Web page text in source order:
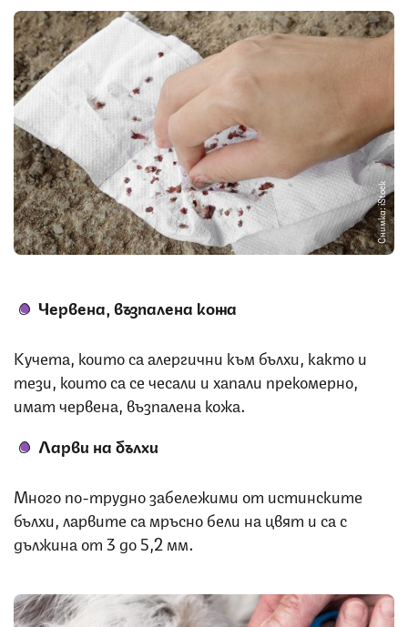
Снимка: iStock
Червена, възпалена кожа
Кучета, които са алергични към бълхи, както и
тези, които са се чесали и хапали прекомерно,
имат червена, възпалена кожа.
Ларви на бълхи
Много по-трудно забележими от истинските
бълхи, ларвите са мръсно бели на цвят и са с
дължина от 3 до 5,2 мм.